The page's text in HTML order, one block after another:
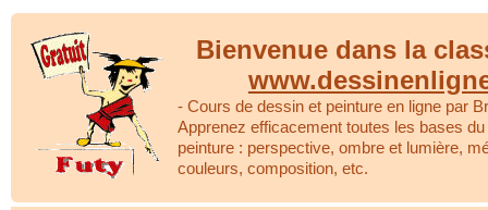
Bienvenue dans la
- Cours de dessin et peinture en ligne par
Apprenez efficacement toutes les bases
peinture : perspective, ombre et lumière,
couleurs, composition, etc.